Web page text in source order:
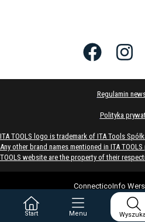
Regulamin
Polityka
ITA TOOLS logo is trademark of ITA Tools
Any other brand names mentioned in ITA
TOOLS website are the property of their
ConnecticoInfo
Start Menu